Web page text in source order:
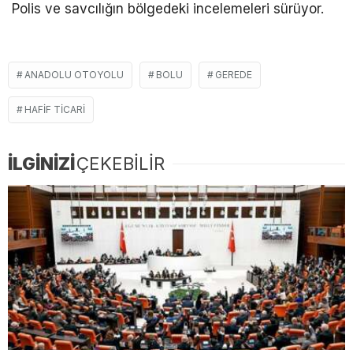
Polis ve savcılığın bölgedeki incelemeleri sürüyor.
ANADOLU OTOYOLU BOLU GEREDE
HAFIF TICARI
İLGİNİZİÇEKEBİLİR